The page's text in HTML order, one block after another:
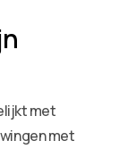
met
met